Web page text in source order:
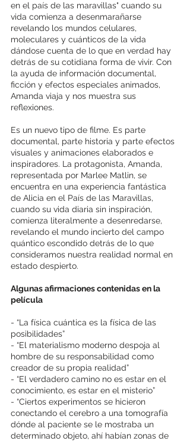
en el país de las maravillas" cuando su
vida comienza a desenmarañarse
revelando los mundos celulares,
moleculares y cuánticos de la vida
dándose cuenta de lo que en verdad hay
detrás de su cotidiana forma de vivir. Con
la ayuda de información documental,
ficción y efectos especiales animados,
Amanda viaja y nos muestra sus
reflexiones.
Es un nuevo tipo de filme. Es parte
documental, parte historia y parte efectos
visuales y animaciones elaborados e
inspiradores. La protagonista, Amanda,
representada por Marlee Matlin, se
encuentra en una experiencia fantástica
de Alicia en el País de las Maravillas,
cuando su vida diaria sin inspiración,
comienza literalmente a desenredarse,
revelando el mundo incierto del campo
quántico escondido detrás de lo que
consideramos nuestra realidad normal en
estado despierto.
Algunas afirmaciones contenidas en la
película
- “La física cuántica es la física de las
posibilidades”
- “El materialismo moderno despoja al
hombre de su responsabilidad como
creador de su propia realidad”
- “El verdadero camino no es estar en el
conocimiento, es estar en el misterio”
- “Ciertos experimentos se hicieron
conectando el cerebro a una tomografía
dónde al paciente se le mostraba un
determinado objeto, ahí habían zonas de